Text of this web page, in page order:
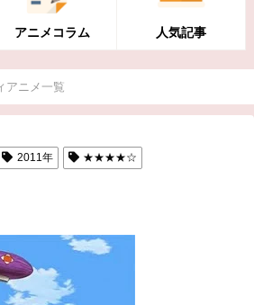
アニメコラム 人気記事
アニメ一覧
2011年 ★★★★☆